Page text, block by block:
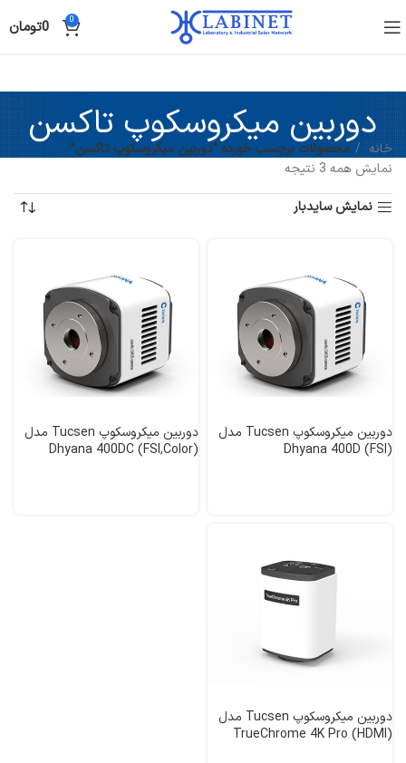
0
0تومان
دوربین میکروسکوپ تاکسن
خانه
محصولات برچسب خورده “دوربین میکروسکوپ تاکسن”
نمایش همه 3 نتیجه
نمایش سایدبار
دوربین میکروسکوپ Tucsen مدل
Dhyana 400D (FSI)
دوربین میکروسکوپ Tucsen مدل
Dhyana 400DC (FSI,Color)
دوربین میکروسکوپ Tucsen مدل
TrueChrome 4K Pro (HDMI)